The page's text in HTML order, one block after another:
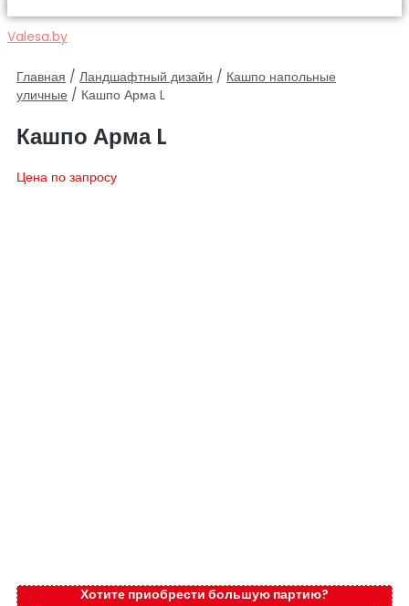
Valesa.by
Главная / Ландшафтный дизайн / Кашпо напольные
уличные / Кашпо Арма L
Кашпо Арма L
Цена по запросу
Хотите приобрести большую партию?